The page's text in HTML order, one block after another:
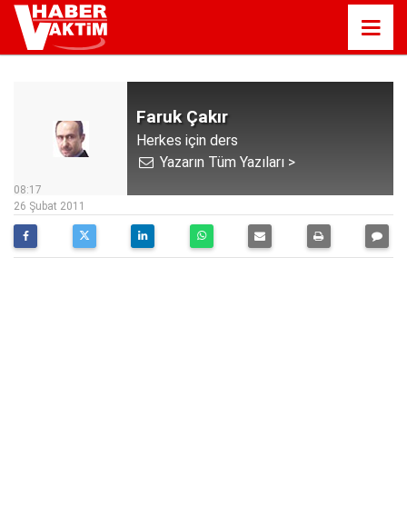
Faruk Çakır
Herkes için ders
Yazarın Tüm Yazıları >
08:17
26 Şubat 2011